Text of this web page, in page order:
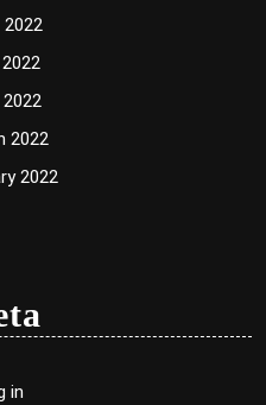
2022
2022
2022
in